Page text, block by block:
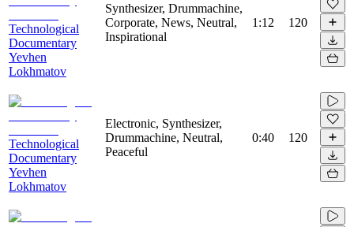
Technological
Documentary
Yevhen
Lokhmatov
Synthesizer, Drummachine,
Corporate, News, Neutral,
Inspirational
1:12 120
Technological
Documentary
Yevhen
Lokhmatov
Electronic, Synthesizer,
Drummachine, Neutral,
Peaceful
0:40 120